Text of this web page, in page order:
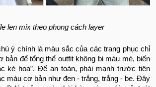
len mix theo phong cách layer
ý chính là màu sắc của các trang phục chỉ
bản để tổng thể outfit không bị màu mè, biến
kè hoa”. Để an toàn, phái mạnh trước tiên
màu cơ bản như đen - trắng, trắng - be. Đây